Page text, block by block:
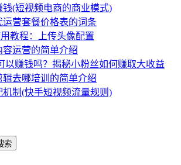
(短视频电商的商业模式)
营套餐价格表的词条
教程：上传头像配置
运营的简单介绍
以赚钱吗？揭秘小粉丝如何赚取大收益
去哪培训的简单介绍
制(快手短视频流量规则)